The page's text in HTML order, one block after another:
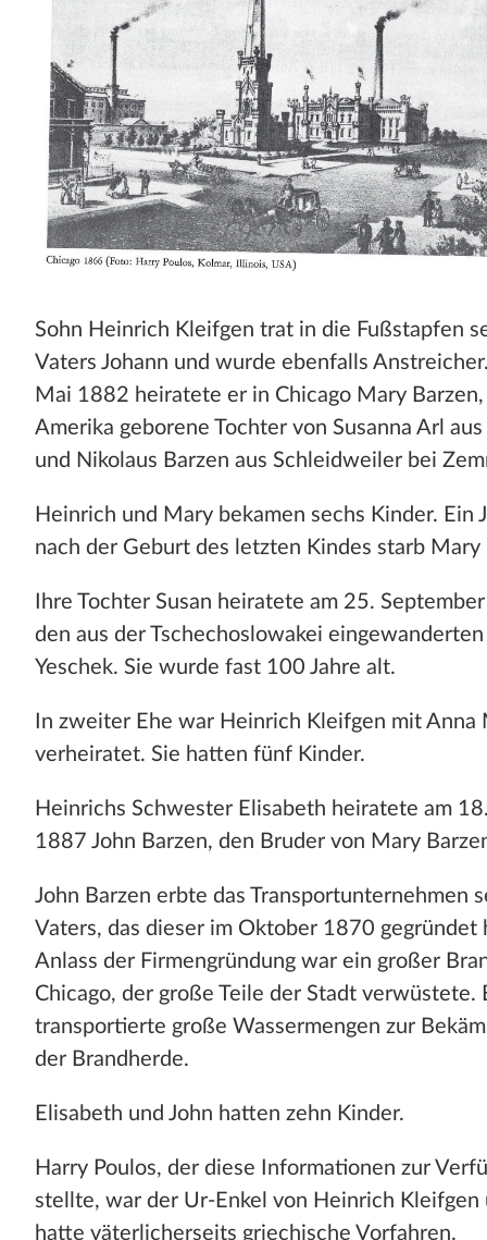
Blog
Impressum
Datenschutz
Sohn Heinrich Kleifgen trat in die Fußstapfen
Vaters Johann und wurde ebenfalls
Mai 1882 heiratete er in Chicago Mary
Amerika geborene Tochter von Susanna Arl aus
und Nikolaus Barzen aus Schleidweiler bei
Heinrich und Mary bekamen sechs Kinder. Ein
nach der Geburt des letzten Kindes starb Mary
Ihre Tochter Susan heiratete am 25.
den aus der Tschechoslowakei eingewanderten
Yeschek. Sie wurde fast 100 Jahre alt.
In zweiter Ehe war Heinrich Kleifgen mit Anna
verheiratet. Sie hatten fünf Kinder.
Heinrichs Schwester Elisabeth heiratete am
1887 John Barzen, den Bruder von Mary
John Barzen erbte das Transportunternehmen
Vaters, das dieser im Oktober 1870 gegründet
Anlass der Firmengründung war ein großer
Chicago, der große Teile der Stadt verwüstete.
transportierte große Wassermengen zur
der Brandherde.
Elisabeth und John hatten zehn Kinder.
Harry Poulos, der diese Informationen zur
stellte, war der Ur-Enkel von Heinrich Kleifgen
hatte väterlicherseits griechische Vorfahren.